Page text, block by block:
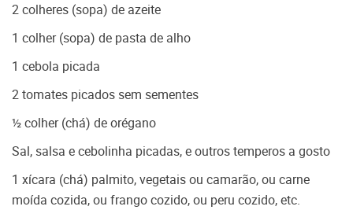
2 colheres (sopa) de azeite
1 colher (sopa) de pasta de alho
1 cebola picada
2 tomates picados sem sementes
½ colher (chá) de orégano
Sal, salsa e cebolinha picadas, e outros temperos a gosto
1 xícara (chá) palmito, vegetais ou camarão, ou carne
moída cozida, ou frango cozido, ou peru cozido, etc.